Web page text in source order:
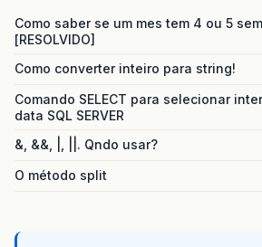
Como saber se um mes tem 4 ou 5
[RESOLVIDO]
Como converter inteiro para string!
Comando SELECT para selecionar
data SQL SERVER
&, &&, |, ||. Qndo usar?
O método split